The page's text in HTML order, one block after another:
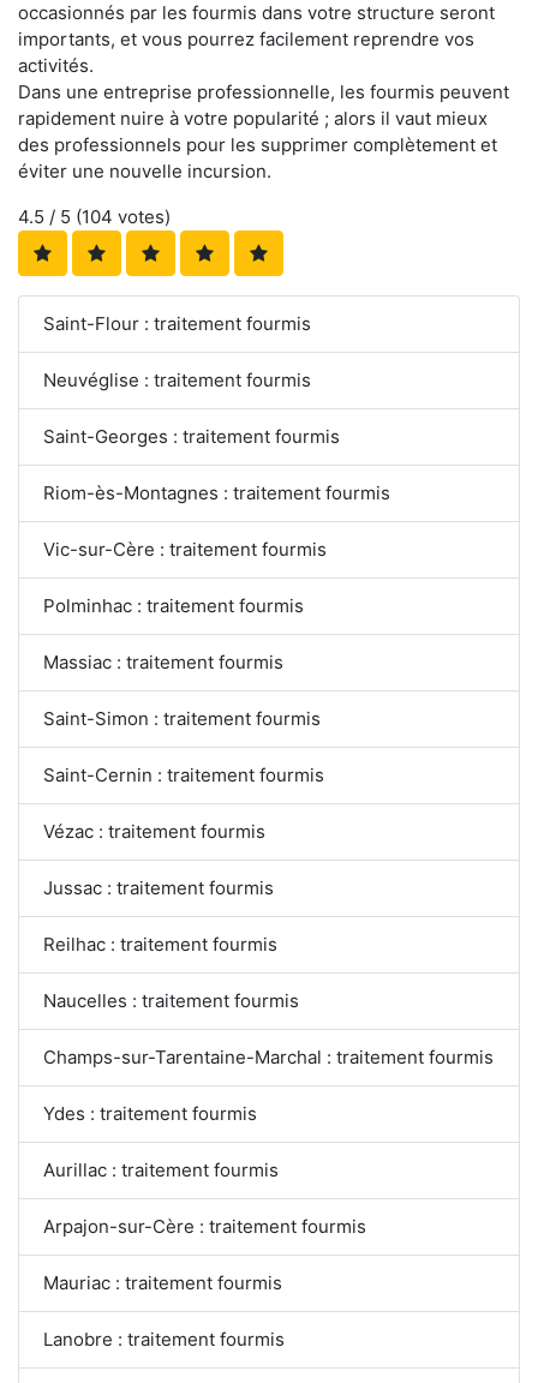
occasionnés par les fourmis dans votre structure seront
importants, et vous pourrez facilement reprendre vos
activités.
Dans une entreprise professionnelle, les fourmis peuvent
rapidement nuire à votre popularité ; alors il vaut mieux
des professionnels pour les supprimer complètement et
éviter une nouvelle incursion.
4.5 / 5 (104 votes)
Saint-Flour : traitement fourmis
Neuvéglise : traitement fourmis
Saint-Georges : traitement fourmis
Riom-ès-Montagnes : traitement fourmis
Vic-sur-Cère : traitement fourmis
Polminhac : traitement fourmis
Massiac : traitement fourmis
Saint-Simon : traitement fourmis
Saint-Cernin : traitement fourmis
Vézac : traitement fourmis
Jussac : traitement fourmis
Reilhac : traitement fourmis
Naucelles : traitement fourmis
Champs-sur-Tarentaine-Marchal : traitement fourmis
Ydes : traitement fourmis
Aurillac : traitement fourmis
Arpajon-sur-Cère : traitement fourmis
Mauriac : traitement fourmis
Lanobre : traitement fourmis